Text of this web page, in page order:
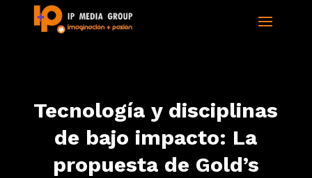
Tecnología y disciplinas
de bajo impacto: La
propuesta de Gold’s